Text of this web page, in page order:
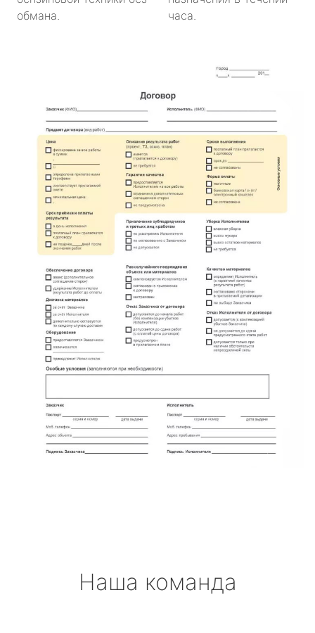
обмана.
часа.
Наша команда